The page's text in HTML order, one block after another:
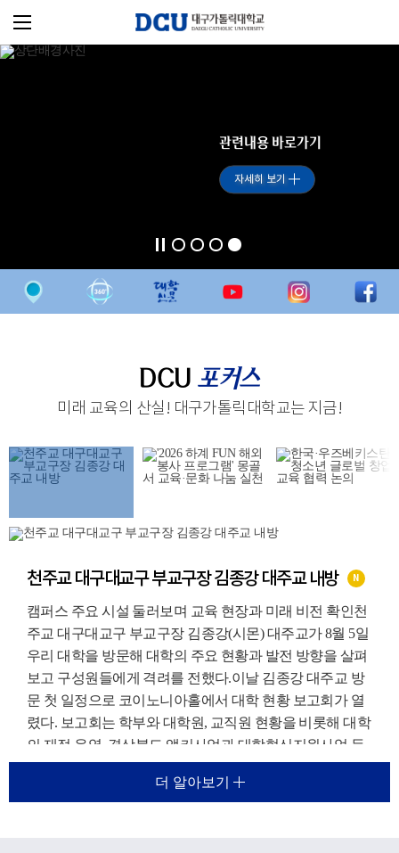
관련내용 바로가기
자세히 보기
DCU 포커스
미래 교육의 산실 ! 대구가톨릭대학교는 지금!
천주교 대구대교구 부교구장 김종강 대주교 내방 N
캠퍼스 주요 시설 둘러보며 교육 현장과 미래 비전 확인천
주교 대구대교구 부교구장 김종강(시몬) 대주교가 8월 5일
우리 대학을 방문해 대학의 주요 현황과 발전 방향을 살펴
보고 구성원들에게 격려를 전했다.이날 김종강 대주교 방
문 첫 일정으로 코이노니아홀에서 대학 현황 보고회가 열
렸다. 보고회는 학부와 대학원, 교직원 현황을 비롯해 대학
의 재정 운영, 경상북도 앵커사업과 대학혁신지원사업 등
주요 재정지원사업, 외국인 유학생 지원 현황에 대한 보고
가 진행되었다.이를 통해 우리 대학이 교육환경 변화에 대
더 알아보기